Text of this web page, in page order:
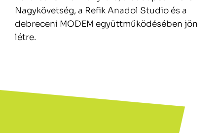
Nagykövetség, a Refik Anadol Studio és a
debreceni MODEM együttműködésében jön
létre.